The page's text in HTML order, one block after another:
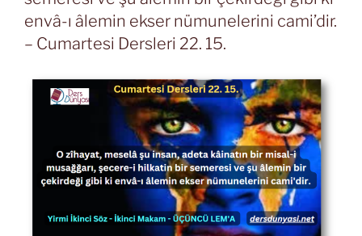
envâ-ı âlemin ekser nümunelerini cami’dir.
– Cumartesi Dersleri 22. 15.